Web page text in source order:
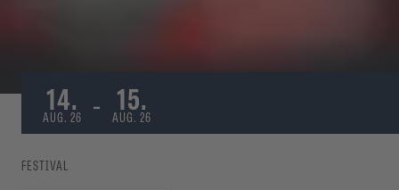
14.
AUG. 26 - 15.
AUG. 26
FESTIVAL